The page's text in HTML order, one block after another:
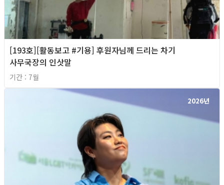
[193호][활동보고 #기용] 후원자님께 드리는 차기
사무국장의 인삿말
기간 : 7월
2026년